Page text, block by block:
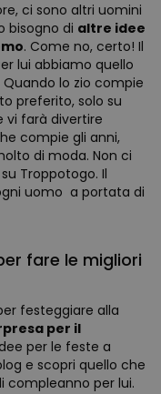
ci sono altri uomini
bisogno di altre idee
. Come no, certo! Il
lui abbiamo quello
lo zio compie
preferito, solo su
vi farà divertire
compie gli anni,
di moda. Non ci
Troppotogo. Il
uomo a portata di
fare le migliori
festeggiare alla
per il
per le feste a
e scopri quello che
compleanno per lui.